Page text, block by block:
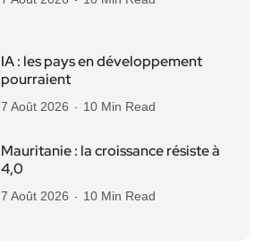
IA : les pays en développement
pourraient
7 Août 2026 10 Min Read
Mauritanie : la croissance résiste à
4,0
7 Août 2026 10 Min Read